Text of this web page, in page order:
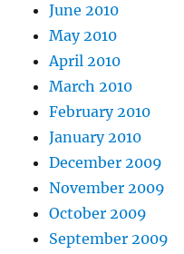
June 2010
May 2010
April 2010
March 2010
February 2010
January 2010
December 2009
November 2009
October 2009
September 2009